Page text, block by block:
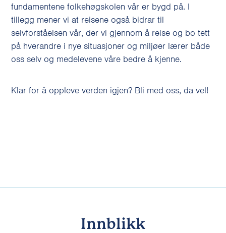
fundamentene folkehøgskolen vår er bygd på. I
tillegg mener vi at reisene også bidrar til
selvforståelsen vår, der vi gjennom å reise og bo tett
på hverandre i nye situasjoner og miljøer lærer både
oss selv og medelevene våre bedre å kjenne.
Klar for å oppleve verden igjen? Bli med oss, da vel!
Innblikk